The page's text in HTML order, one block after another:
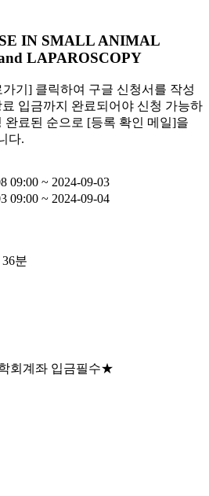
IN SMALL ANIMAL
LAPAROSCOPY
기] 클릭하여 구글 신청서를 작성
입금까지 완료되어야 신청 가능하
완료된 순으로 [등록 확인 메일]을
다.
09:00 ~ 2024-09-03
09:00 ~ 2024-09-04
분
회계좌 입금필수★